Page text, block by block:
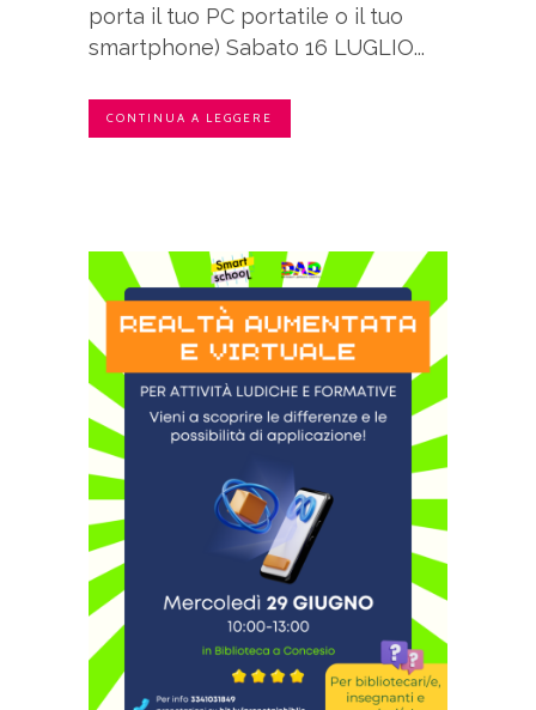
porta il tuo PC portatile o il tuo
smartphone) Sabato 16 LUGLIO...
CONTINUA A LEGGERE